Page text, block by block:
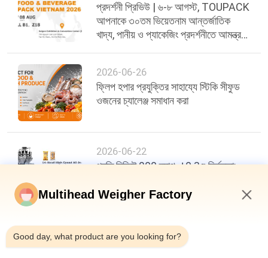
প্রদর্শনী প্রিভিউ | ৬-৮ আগস্ট, TOUPACK
আপনাকে ৩০তম ভিয়েতনাম আন্তর্জাতিক
খাদ্য, পানীয় ও প্যাকেজিং প্রদর্শনীতে আমন্ত্রণ
2026-06-26
ফ্লিপ হপার প্রযুক্তির সাহায্যে স্টিকি সীফুড
ওজনের চ্যালেঞ্জ সমাধান করা
2026-06-22
প্রতি মিনিটে 200 ব্যাগ, ±0.3g নির্ভুলতা:
Multihead Weigher Factory
Good day, what product are you looking for?